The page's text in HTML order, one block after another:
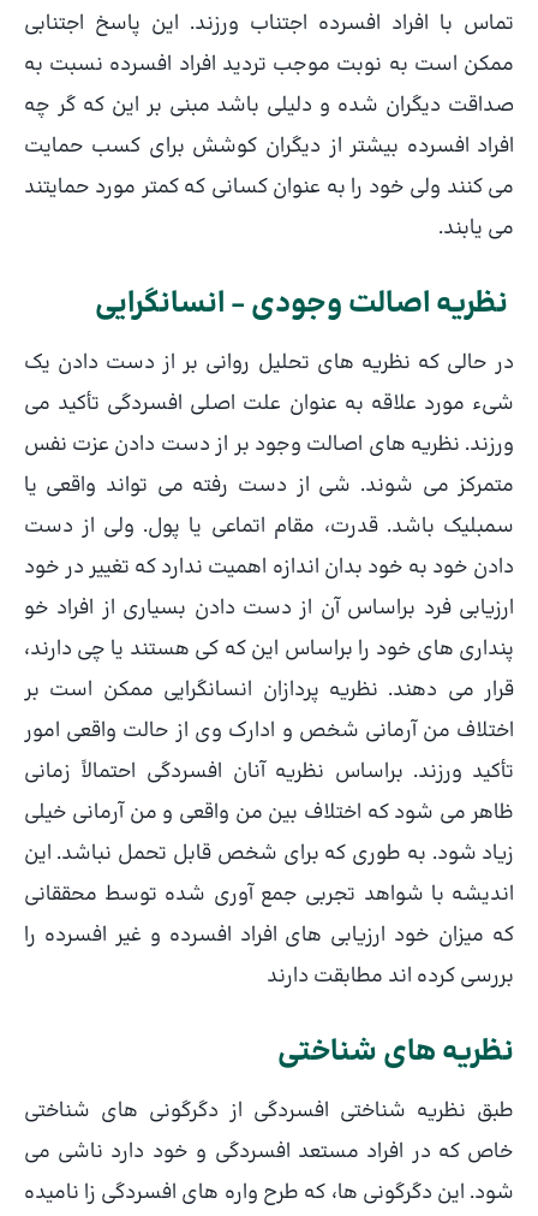
تماس با افراد افسرده اجتناب ورزند. این پاسخ اجتنابی
ممکن است به نوبت موجب تردید افراد افسرده نسبت به
صداقت دیگران شده و دلیلی باشد مبنی بر این که گر چه
افراد افسرده بیشتر از دیگران کوشش برای کسب حمایت
می کنند ولی خود را به عنوان کسانی که کمتر مورد حمایتند
می یابند.
نظریه اصالت وجودی – انسانگرایی
در حالی که نظریه های تحلیل روانی بر از دست دادن یک
شیء مورد علاقه به عنوان علت اصلی افسردگی تأکید می
ورزند. نظریه های اصالت وجود بر از دست دادن عزت نفس
متمرکز می شوند. شی از دست رفته می تواند واقعی یا
سمبلیک باشد. قدرت، مقام اتماعی یا پول. ولی از دست
دادن خود به خود بدان اندازه اهمیت ندارد که تغییر در خود
ارزیابی فرد براساس آن از دست دادن بسیاری از افراد خو
پنداری های خود را براساس این که کی هستند یا چی دارند،
قرار می دهند. نظریه پردازان انسانگرایی ممکن است بر
اختلاف من آرمانی شخص و ادارک وی از حالت واقعی امور
تأکید ورزند. براساس نظریه آنان افسردگی احتمالاً زمانی
ظاهر می شود که اختلاف بین من واقعی و من آرمانی خیلی
زیاد شود. به طوری که برای شخص قابل تحمل نباشد. این
اندیشه با شواهد تجربی جمع آوری شده توسط محققانی
که میزان خود ارزیابی های افراد افسرده و غیر افسرده را
بررسی کرده اند مطابقت دارند
نظریه های شناختی
طبق نظریه شناختی افسردگی از دگرگونی های شناختی
خاص که در افراد مستعد افسردگی و خود دارد ناشی می
شود. این دگرگونی ها، که طرح واره های افسردگی زا نامیده